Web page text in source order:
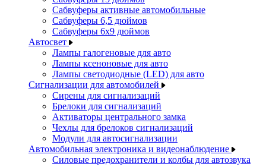
Сабвуферы активные автомобильные
Сабвуферы 6,5 дюймов
Сабвуферы 6x9 дюймов
Автосвет
Лампы галогеновые для авто
Лампы ксеноновые для авто
Лампы светодиодные (LED) для авто
Сигнализации для автомобилей
Сирены для сигнализаций
Брелоки для сигнализаций
Активаторы центрального замка
Чехлы для брелоков сигнализаций
Модули для автосигнализации
Автомобильная электроника и видеонаблюдение
Силовые предохранители и колбы для автозвука